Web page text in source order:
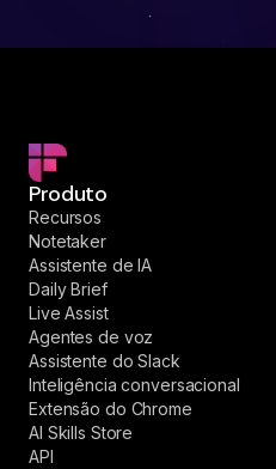
Produto
Recursos
Notetaker
Assistente de IA
Daily Brief
Live Assist
Agentes de voz
Assistente do Slack
Inteligência conversacional
Extensão do Chrome
AI Skills Store
API